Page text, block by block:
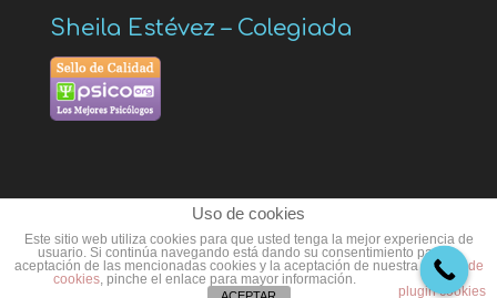
Sheila Estévez – Colegiada
Uso de cookies
Este sitio web utiliza cookies para que usted tenga la mejor experiencia de
usuario. Si continúa navegando está dando su consentimiento para la
aceptación de las mencionadas cookies y la aceptación de nuestrapolítica de
cookies, pinche el enlace para mayor información.
plugin cookies